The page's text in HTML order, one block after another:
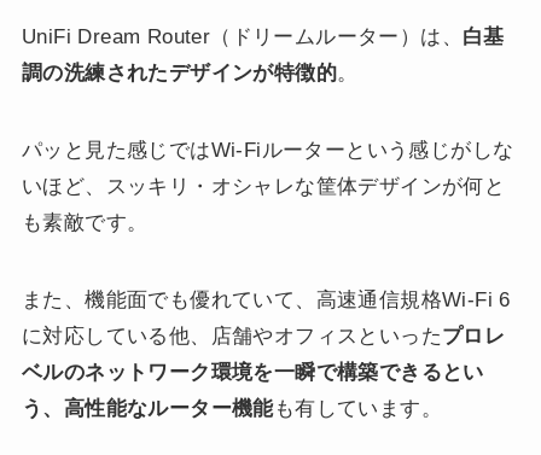
UniFi Dream Router（ドリームルーター）は、 白基
調の洗練されたデザインが特徴的。
パッと見た感じではWi-Fiルーターという感じがしな
いほど、スッキリ・オシャレな筐体デザインが何と
も素敵です。
また、機能面でも優れていて、高速通信規格Wi-Fi 6
に対応している他、店舗やオフィスといったプロレ
ベルのネットワーク環境を一瞬で構築できるとい
う、高性能なルーター機能も有しています。